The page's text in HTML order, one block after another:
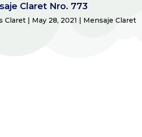
Claret Nro. 773
Claret | May 28, 2021 | Mensaje Claret